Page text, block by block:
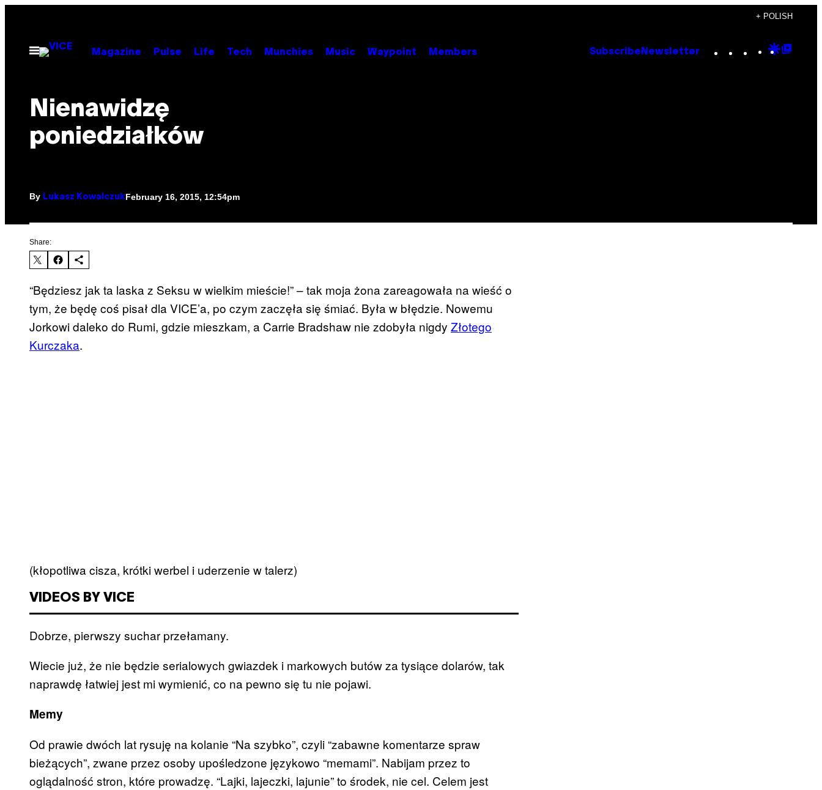
content
+ POLISH
Open
Menu
Magazine Pulse Life Tech Munchies Music Waypoint Members Subscribe Newsletter Instagram
TikTok
YouTube
Google
Nienawidzę
poniedziałków
By Lukasz KowalczukFebruary 16, 2015, 12:54pm
Share:
“Będziesz jak ta laska z Seksu w wielkim mieście!” – tak moja żona zareagowała na wieść o
tym, że będę coś pisał dla VICE’a, po czym zaczęła się śmiać. Była w błędzie. Nowemu
Jorkowi daleko do Rumi, gdzie mieszkam, a Carrie Bradshaw nie zdobyła nigdy Złotego
Kurczaka.
(kłopotliwa cisza, krótki werbel i uderzenie w talerz)
VIDEOS BY VICE
Dobrze, pierwszy suchar przełamany.
Wiecie już, że nie będzie serialowych gwiazdek i markowych butów za tysiące dolarów, tak
naprawdę łatwiej jest mi wymienić, co na pewno się tu nie pojawi.
Memy
Od prawie dwóch lat rysuję na kolanie “Na szybko”, czyli “zabawne komentarze spraw
bieżących”, zwane przez osoby upośledzone językowo “memami”. Nabijam przez to
oglądalność stron, które prowadzę. “Lajki, lajeczki, lajunie” to środek, nie cel. Celem jest